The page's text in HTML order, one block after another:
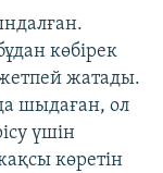
көбірек
жетпей жатады.
шыдаған, ол
үшін
көретін